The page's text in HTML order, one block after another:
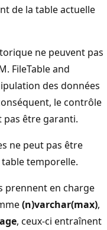
de la table actuelle
ne peuvent pas
FileTable and
des données
le contrôle
pas être garanti.
ne peut pas être
temporelle.
prennent en charge
(n)varchar(max),
, ceux-ci entraînent